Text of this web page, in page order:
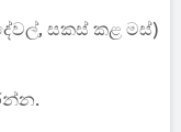
සකස් කළ මස්)